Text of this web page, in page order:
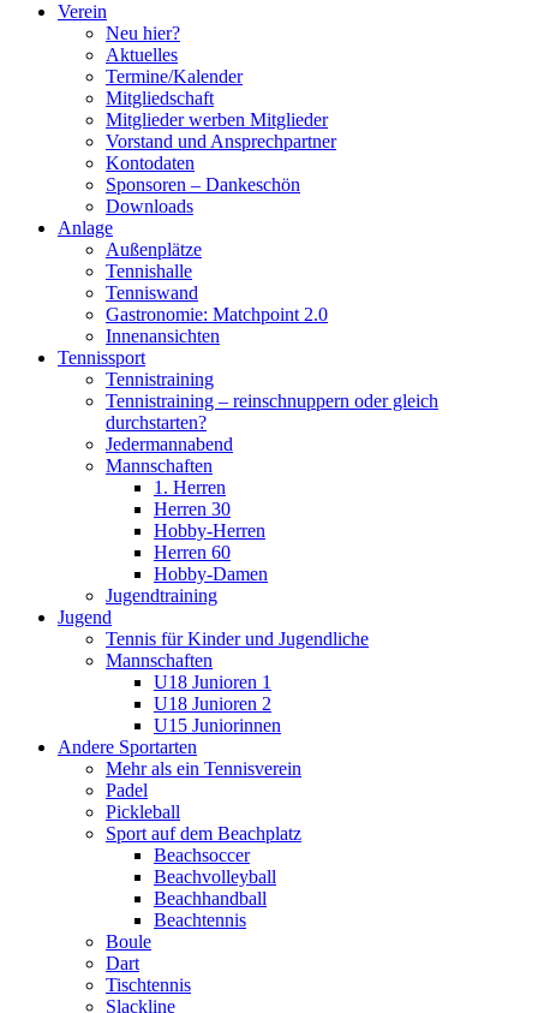
Verein
Neu hier?
Aktuelles
Termine/Kalender
Mitgliedschaft
Mitglieder werben Mitglieder
Vorstand und Ansprechpartner
Kontodaten
Sponsoren – Dankeschön
Downloads
Anlage
Außenplätze
Tennishalle
Tenniswand
Gastronomie: Matchpoint 2.0
Innenansichten
Tennissport
Tennistraining
Tennistraining – reinschnuppern oder gleich
durchstarten?
Jedermannabend
Mannschaften
1. Herren
Herren 30
Hobby-Herren
Herren 60
Hobby-Damen
Jugendtraining
Jugend
Tennis für Kinder und Jugendliche
Mannschaften
U18 Junioren 1
U18 Junioren 2
U15 Juniorinnen
Andere Sportarten
Mehr als ein Tennisverein
Padel
Pickleball
Sport auf dem Beachplatz
Beachsoccer
Beachvolleyball
Beachhandball
Beachtennis
Boule
Dart
Tischtennis
Slackline